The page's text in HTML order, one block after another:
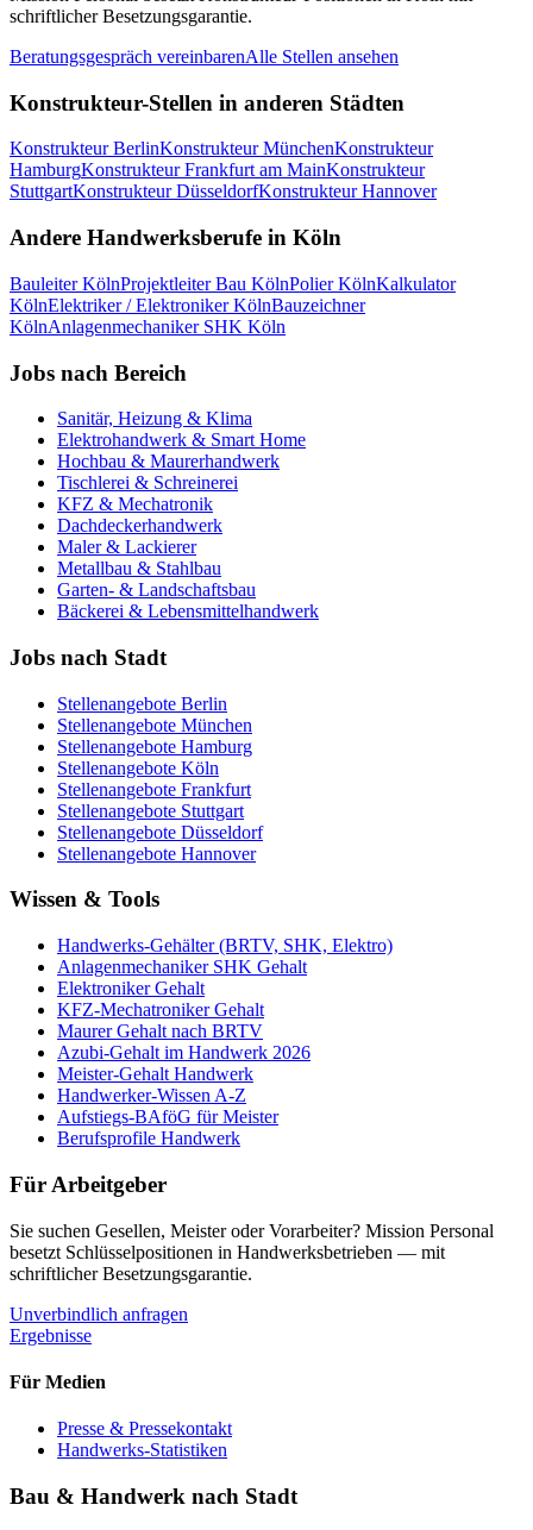
schriftlicher Besetzungsgarantie.
Beratungsgespräch vereinbarenAlle Stellen ansehen
Konstrukteur-Stellen in anderen Städten
Konstrukteur BerlinKonstrukteur MünchenKonstrukteur
HamburgKonstrukteur Frankfurt am MainKonstrukteur
StuttgartKonstrukteur DüsseldorfKonstrukteur Hannover
Andere Handwerksberufe in Köln
Bauleiter KölnProjektleiter Bau KölnPolier KölnKalkulator
KölnElektriker / Elektroniker KölnBauzeichner
KölnAnlagenmechaniker SHK Köln
Jobs nach Bereich
Sanitär, Heizung & Klima
Elektrohandwerk & Smart Home
Hochbau & Maurerhandwerk
Tischlerei & Schreinerei
KFZ & Mechatronik
Dachdeckerhandwerk
Maler & Lackierer
Metallbau & Stahlbau
Garten- & Landschaftsbau
Bäckerei & Lebensmittelhandwerk
Jobs nach Stadt
Stellenangebote Berlin
Stellenangebote München
Stellenangebote Hamburg
Stellenangebote Köln
Stellenangebote Frankfurt
Stellenangebote Stuttgart
Stellenangebote Düsseldorf
Stellenangebote Hannover
Wissen & Tools
Handwerks-Gehälter (BRTV, SHK, Elektro)
Anlagenmechaniker SHK Gehalt
Elektroniker Gehalt
KFZ-Mechatroniker Gehalt
Maurer Gehalt nach BRTV
Azubi-Gehalt im Handwerk 2026
Meister-Gehalt Handwerk
Handwerker-Wissen A-Z
Aufstiegs-BAföG für Meister
Berufsprofile Handwerk
Für Arbeitgeber
Sie suchen Gesellen, Meister oder Vorarbeiter? Mission Personal
besetzt Schlüsselpositionen in Handwerksbetrieben — mit
schriftlicher Besetzungsgarantie.
Unverbindlich anfragen
Ergebnisse
Für Medien
Presse & Pressekontakt
Handwerks-Statistiken
Bau & Handwerk nach Stadt